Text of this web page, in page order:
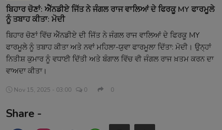
Home
Punjabi Podcast
Kitaab Kahani
Gallery
Sponsors
Matrimonial
ਬਿਹਾਰ ਚੋਣਾਂ: ਐੱਨਡੀਏ ਜਿੱਤ ਨੇ ਜੰਗਲ ਰਾਜ ਵਾਲਿਆਂ ਦੇ ਫਿਰਕੂ MY ਫਾਰਮੂਲੇ
ਨੂੰ ਤਬਾਹ ਕੀਤਾ: ਮੋਦੀ
ਬਿਹਾਰ ਚੋਣਾਂ ਵਿੱਚ ਐੱਨਡੀਏ ਦੀ ਜਿੱਤ ਨੇ ਜੰਗਲ ਰਾਜ ਵਾਲਿਆਂ ਦੇ ਫਿਰਕੂ MY
ਫਾਰਮੂਲੇ ਨੂੰ ਤਬਾਹ ਕੀਤਾ ਅਤੇ ਨਵਾਂ ਮਹਿਲਾ-ਯੁਵਾ ਫਾਰਮੂਲਾ ਦਿੱਤਾ: ਮੋਦੀ। ਉਨ੍ਹਾਂ
ਨਿਤੀਸ਼ ਕੁਮਾਰ ਨੂੰ ਵਧਾਈ ਦਿੱਤੀ ਅਤੇ ਬੰਗਾਲ ਵਿੱਚ ਵੀ ਜੰਗਲ ਰਾਜ ਖ਼ਤਮ ਕਰਨ ਦਾ
ਵਾਅਦਾ ਕੀਤਾ।
Nov 15, 2025 - 03:00 0 0
Share -